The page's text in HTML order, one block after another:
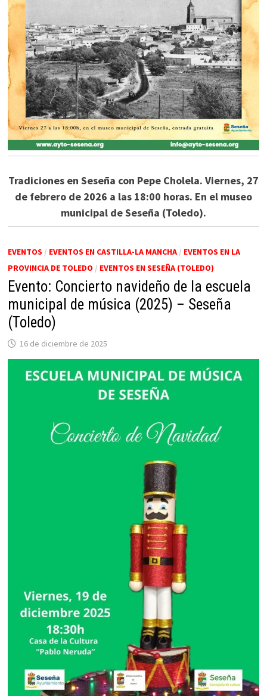
Tradiciones en Seseña con Pepe Cholela. Viernes, 27
de febrero de 2026 a las 18:00 horas. En el museo
municipal de Seseña (Toledo).
EVENTOS / EVENTOS EN CASTILLA-LA MANCHA/ EVENTOS EN LA
PROVINCIA DE TOLEDO / EVENTOS EN SESEÑA (TOLEDO)
Evento: Concierto navideño de la escuela
municipal de música (2025) – Seseña
(Toledo)
16 de diciembre de 2025